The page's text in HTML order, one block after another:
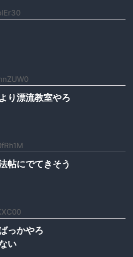
り漂流教室やろ
帖にでてきそう
っかやろ
い